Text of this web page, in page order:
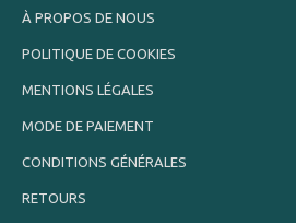
À PROPOS DE NOUS
POLITIQUE DE COOKIES
MENTIONS LÉGALES
MODE DE PAIEMENT
CONDITIONS GÉNÉRALES
RETOURS